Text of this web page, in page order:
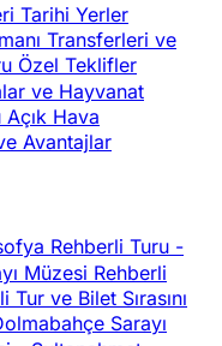
Tarihi Yerler
Transferleri ve
Özel Teklifler
ve Hayvanat
Açık Hava
Avantajlar
Rehberli Turu -
Müzesi Rehberli
Tur ve Bilet Sırasını
Sarayı